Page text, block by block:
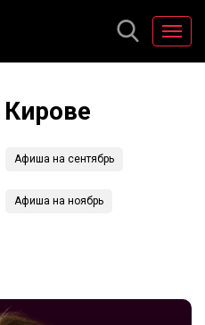
Кирове
Афиша на сентябрь
Афиша на ноябрь